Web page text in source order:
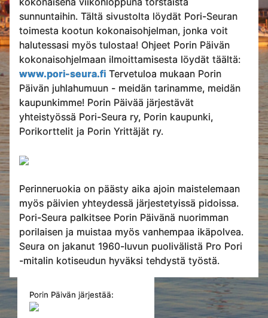
sunnuntaihin. Tältä sivustolta löydät Pori-Seuran
toimesta kootun kokonaisohjelman, jonka voit
halutessasi myös tulostaa! Ohjeet Porin Päivän
kokonaisohjelmaan ilmoittamisesta löydät täältä:
www.pori-seura.fi Tervetuloa mukaan Porin
Päivän juhlahumuun - meidän tarinamme, meidän
kaupunkimme! Porin Päivää järjestävät
yhteistyössä Pori-Seura ry, Porin kaupunki,
Porikorttelit ja Porin Yrittäjät ry.
Perinneruokia on päästy aika ajoin maistelemaan
myös päivien yhteydessä järjestetyissä pidoissa.
Pori-Seura palkitsee Porin Päivänä nuorimman
porilaisen ja muistaa myös vanhempaa ikäpolvea.
Seura on jakanut 1960-luvun puolivälistä Pro Pori
-mitalin kotiseudun hyväksi tehdystä työstä.
Porin Päivän järjestää: